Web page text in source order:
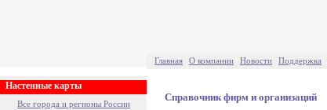
Главная О компании Новости Поддержка
Настенные карты
Все города и регионы России
Справочник фирм и организаций